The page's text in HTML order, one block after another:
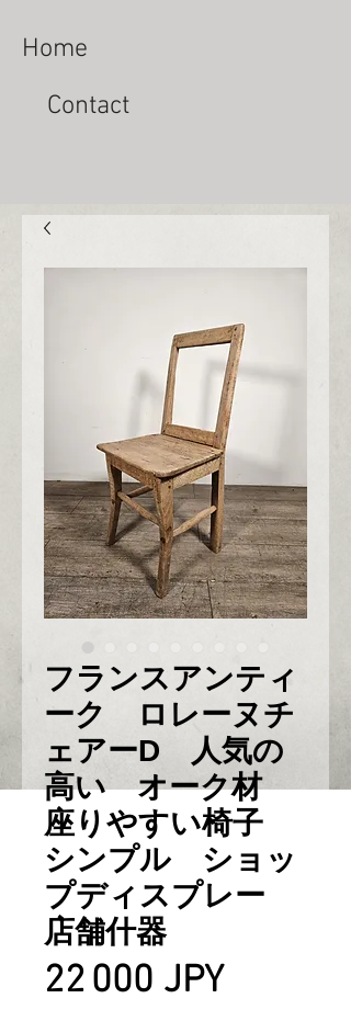
Home
Contact
フランスアンティ
ーク ロレーヌチ
ェアーD 人気の
高い オーク材
座りやすい椅子
シンプル ショッ
プディスプレー
店舗什器
22 000 JPYPrix